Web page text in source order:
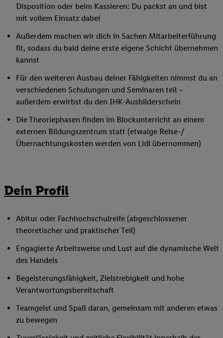
Disposition oder beim Kassieren: Du packst an und bist
mit vollem Einsatz dabei
Außerdem machen wir dich in Sachen Mitarbeiterführung
fit, sodass du bald deine erste eigene Schicht übernehmen
kannst
Für den weiteren Ausbau deiner Fähigkeiten nimmst du an
verschiedenen Schulungen und Seminaren teil –
außerdem erwirbst du den IHK-Ausbilderschein
Die Theoriephasen finden im Blockunterricht an einem
externen Bildungszentrum statt (etwaige Reise-/
Übernachtungskosten werden von Lidl übernommen)
Dein Profil
Abitur oder Fachhochschulreife (abgeschlossener
theoretischer und praktischer Teil)
Engagierte Arbeitsweise und Lust auf die dynamische Welt
des Handels
Begeisterungsfähigkeit, Zielstrebigkeit und hohe
Verantwortungsbereitschaft
Teamgeist und Spaß daran, gemeinsam mit anderen etwas
zu bewegen